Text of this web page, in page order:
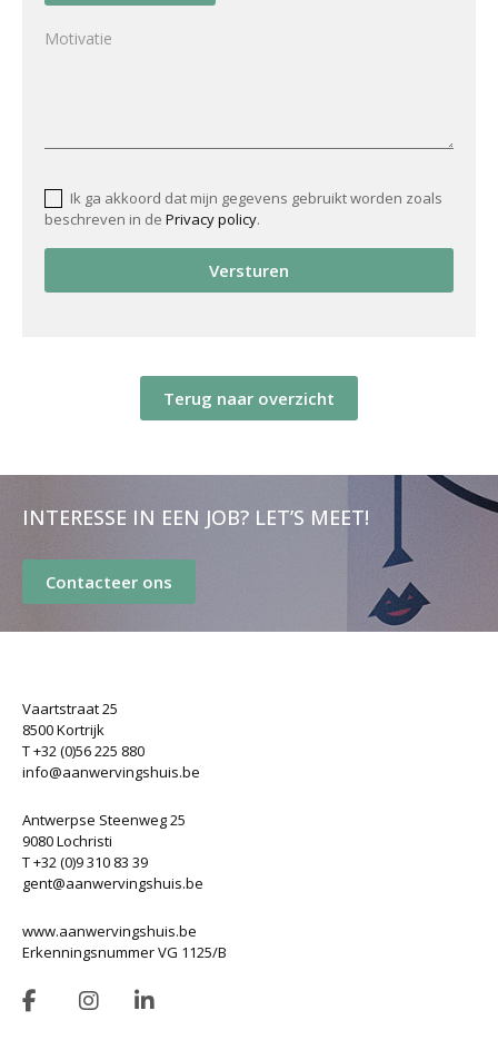
Ik ga akkoord dat mijn gegevens gebruikt worden zoals
beschreven in de Privacy policy.
Versturen
Terug naar overzicht
INTERESSE IN EEN JOB? LET’S MEET!
Contacteer ons
Vaartstraat 25
8500 Kortrijk
T +32 (0)56 225 880
info@aanwervingshuis.be
Antwerpse Steenweg 25
9080 Lochristi
T +32 (0)9 310 83 39
gent@aanwervingshuis.be
www.aanwervingshuis.be
Erkenningsnummer VG 1125/B